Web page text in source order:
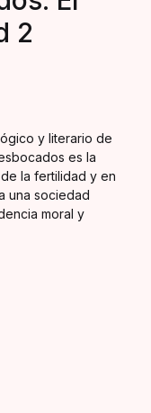
2
y literario de
es la
la fertilidad y en
una sociedad
moral y